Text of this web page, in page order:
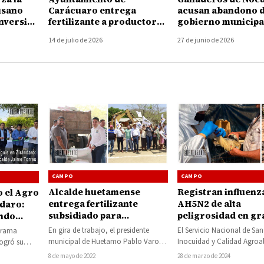
Carácuaro entrega
fertilizante a productores
14 de julio de 2026
acusan abandono
gobierno
barrenador
27 de junio de 2026
el Agro
su
vez
CAMPO
Alcalde huetamense
entrega fertilizante
subsidiado para
localidades
pertenecientes a la
tenencia de San Jerónimo
En gira de trabajo, el presidente
municipal de Huetamo Pablo Varona
Estrada, hizo entrega en Buenavista
8 de mayo de 2022
CAMPO
Registran
AH5N2 de alta
peligrosidad en
Huetamo, ya mató
aves
El Servicio Nacional de
Inocuidad y Calidad
(SENASICA) confirmó la
28 de marzo de 2024